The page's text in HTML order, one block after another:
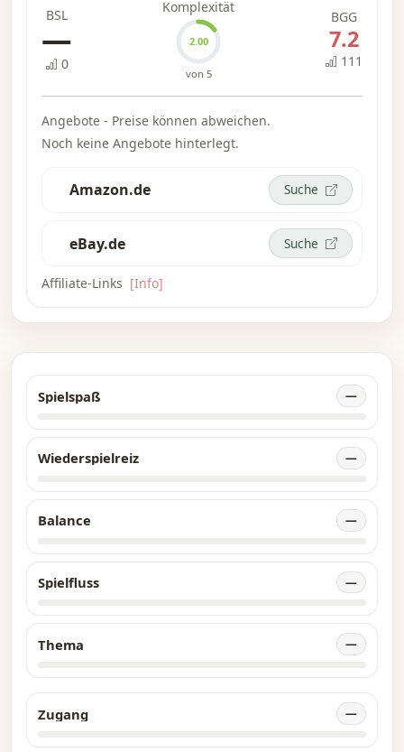
BSL
—
0
Komplexität
2.00
von 5
BGG
7.2
111
Angebote - Preise können abweichen.
Noch keine Angebote hinterlegt.
Amazon.de Suche
eBay.de Suche
Affiliate-Links [Info]
Spielspaß —
Wiederspielreiz —
Balance —
Spielfluss —
Thema —
Zugang —